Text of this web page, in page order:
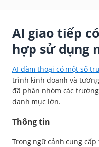
AI giao tiếp
hợp sử dụng
AI đàm thoại có một số
trình kinh doanh và
đã phân nhóm các
danh mục lớn.
Thông tin
Trong ngữ cảnh cung